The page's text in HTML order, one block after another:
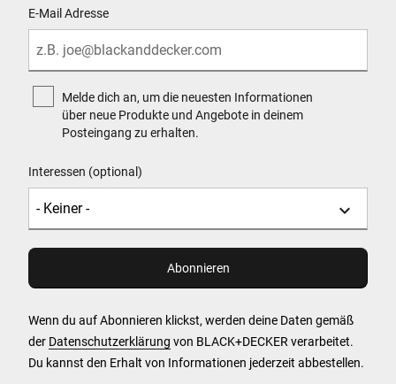
E-Mail Adresse
Melde dich an, um die neuesten Informationen
über neue Produkte und Angebote in deinem
Posteingang zu erhalten.
Interessen (optional)
Wenn du auf Abonnieren klickst, werden deine Daten gemäß
der Datenschutzerklärung von BLACK+DECKER verarbeitet.
Du kannst den Erhalt von Informationen jederzeit abbestellen.